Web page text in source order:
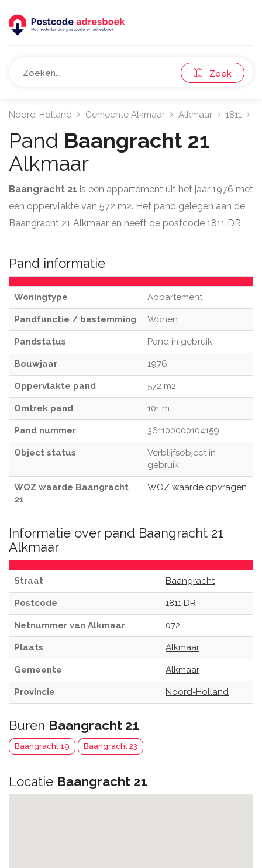
Zoek
Noord-Holland Gemeente Alkmaar Alkmaar 1811
Pand Baangracht 21
Alkmaar
Baangracht 21 is een appartement uit het jaar 1976 met
een oppervlakte van 572 m2. Het pand gelegen aan de
Baangracht 21 Alkmaar en heeft de postcode 1811 DR.
Pand informatie
Woningtype Appartement
Pandfunctie / bestemming Wonen
Pandstatus Pand in gebruik
Bouwjaar 1976
Oppervlakte pand 572 m2
Omtrek pand 101 m
Pand nummer 361100000104159
Object status
Verblijfsobject in
gebruik
WOZ waarde Baangracht
21
WOZ waarde opvragen
Informatie over pand Baangracht 21
Alkmaar
Straat Baangracht
Postcode 1811 DR
Netnummer van Alkmaar 072
Plaats Alkmaar
Gemeente Alkmaar
Provincie Noord-Holland
Buren Baangracht 21
Baangracht 19 Baangracht 23
Locatie Baangracht 21